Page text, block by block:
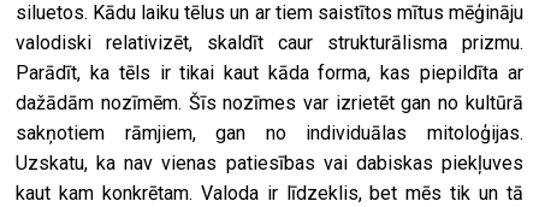
siluetos. Kādu laiku tēlus un ar tiem saistītos mītus mēģināju
valodiski relativizēt, skaldīt caur strukturālisma prizmu.
Parādīt, ka tēls ir tikai kaut kāda forma, kas piepildīta ar
dažādām nozīmēm. Šīs nozīmes var izrietēt gan no kultūrā
sakņotiem rāmjiem, gan no individuālas mitoloģijas.
Uzskatu, ka nav vienas patiesības vai dabiskas piekļuves
kaut kam konkrētam. Valoda ir līdzeklis, bet mēs tik un tā